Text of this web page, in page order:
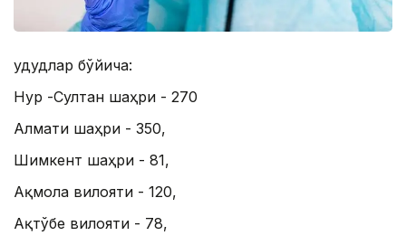
Ҳудудлар бўйича:
Нур -Султан шаҳри - 270
Алмати шаҳри - 350,
Шимкент шаҳри - 81,
Ақмола вилояти - 120,
Aқтўбе вилояти - 78,